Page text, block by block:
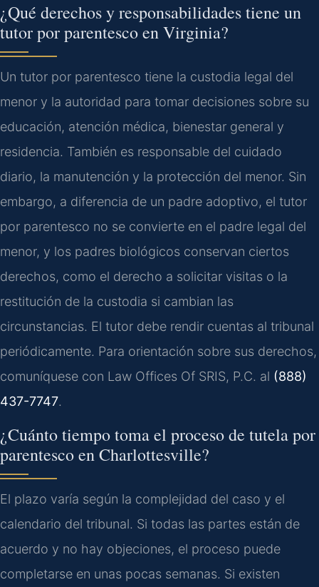
¿Qué derechos y responsabilidades tiene un
tutor por parentesco en Virginia?
Un tutor por parentesco tiene la custodia legal del
menor y la autoridad para tomar decisiones sobre su
educación, atención médica, bienestar general y
residencia. También es responsable del cuidado
diario, la manutención y la protección del menor. Sin
embargo, a diferencia de un padre adoptivo, el tutor
por parentesco no se convierte en el padre legal del
menor, y los padres biológicos conservan ciertos
derechos, como el derecho a solicitar visitas o la
restitución de la custodia si cambian las
circunstancias. El tutor debe rendir cuentas al tribunal
periódicamente. Para orientación sobre sus derechos,
comuníquese con Law Offices Of SRIS, P.C. al (888)
437-7747.
¿Cuánto tiempo toma el proceso de tutela por
parentesco en Charlottesville?
El plazo varía según la complejidad del caso y el
calendario del tribunal. Si todas las partes están de
acuerdo y no hay objeciones, el proceso puede
completarse en unas pocas semanas. Si existen